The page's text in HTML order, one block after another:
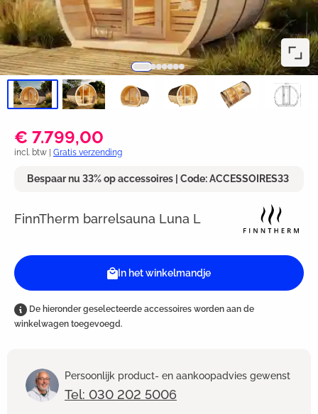
€ 7.799,00
incl. btw | Gratis verzending
Bespaar nu 33% op accessoires | Code: ACCESSOIRES33
FinnTherm barrelsauna Luna L
In het winkelmandje
De hieronder geselecteerde accessoires worden aan de
winkelwagen toegevoegd.
Persoonlijk product- en aankoopadvies gewenst
Tel: 030 202 5006